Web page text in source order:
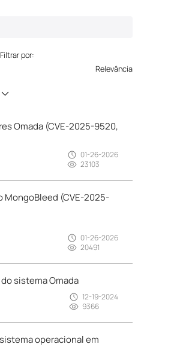
Filtrar por:
Relevância
Omada (CVE-2025-9520,
01-26-2026
23103
MongoBleed (CVE-2025-
01-26-2026
20491
sistema Omada
12-19-2024
9366
operacional em